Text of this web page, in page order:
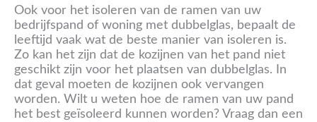
Ook voor het isoleren van de ramen van uw
bedrijfspand of woning met dubbelglas, bepaalt de
leeftijd vaak wat de beste manier van isoleren is.
Zo kan het zijn dat de kozijnen van het pand niet
geschikt zijn voor het plaatsen van dubbelglas. In
dat geval moeten de kozijnen ook vervangen
worden. Wilt u weten hoe de ramen van uw pand
het best geïsoleerd kunnen worden? Vraag dan een